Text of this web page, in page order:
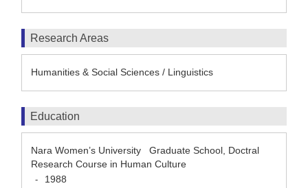
Research Areas
Humanities & Social Sciences / Linguistics
Education
Nara Women’s University Graduate School, Doctral
Research Course in Human Culture
-
1988